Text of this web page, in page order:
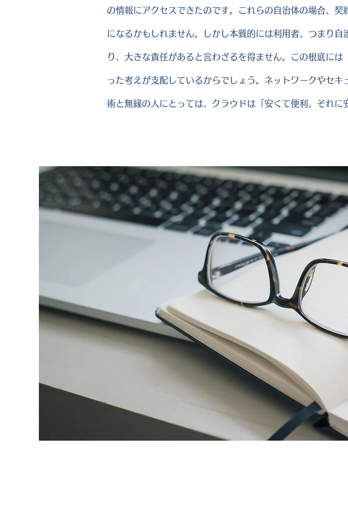
の情報にアクセスできたのです。これらの自治体の場合、
になるかもしれません。しかし本質的には利用者、つまり
り、大きな責任があると言わざるを得ません。この根底に
った考えが支配しているからでしょう。ネットワークやセ
術と無縁の人にとっては、クラウドは「安くて便利、それに